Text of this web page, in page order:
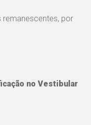
remanescentes, por
no Vestibular